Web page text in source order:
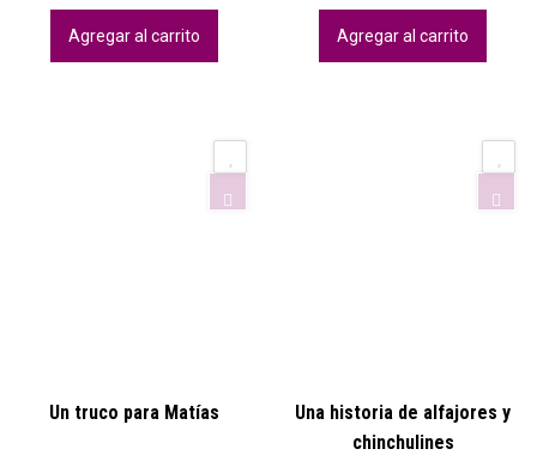
Agregar al carrito Agregar al carrito
Un truco para Matías
Una historia de alfajores y
chinchulines